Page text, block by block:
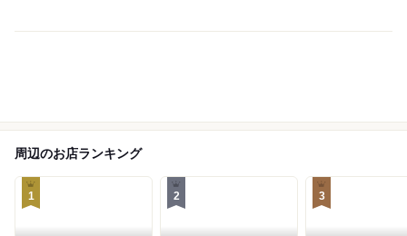
周辺のお店ランキング
1 2 3